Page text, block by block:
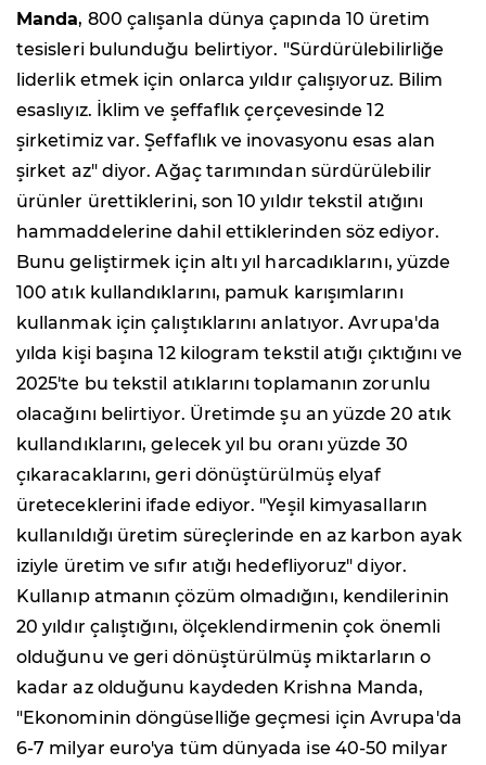
Manda, 800 çalışanla dünya çapında 10 üretim
tesisleri bulunduğu belirtiyor. "Sürdürülebilirliğe
liderlik etmek için onlarca yıldır çalışıyoruz. Bilim
esaslıyız. İklim ve şeffaflık çerçevesinde 12
şirketimiz var. Şeffaflık ve inovasyonu esas alan
şirket az" diyor. Ağaç tarımından sürdürülebilir
ürünler ürettiklerini, son 10 yıldır tekstil atığını
hammaddelerine dahil ettiklerinden söz ediyor.
Bunu geliştirmek için altı yıl harcadıklarını, yüzde
100 atık kullandıklarını, pamuk karışımlarını
kullanmak için çalıştıklarını anlatıyor. Avrupa'da
yılda kişi başına 12 kilogram tekstil atığı çıktığını ve
2025'te bu tekstil atıklarını toplamanın zorunlu
olacağını belirtiyor. Üretimde şu an yüzde 20 atık
kullandıklarını, gelecek yıl bu oranı yüzde 30
çıkaracaklarını, geri dönüştürülmüş elyaf
üreteceklerini ifade ediyor. "Yeşil kimyasalların
kullanıldığı üretim süreçlerinde en az karbon ayak
iziyle üretim ve sıfır atığı hedefliyoruz" diyor.
Kullanıp atmanın çözüm olmadığını, kendilerinin
20 yıldır çalıştığını, ölçeklendirmenin çok önemli
olduğunu ve geri dönüştürülmüş miktarların o
kadar az olduğunu kaydeden Krishna Manda,
"Ekonominin döngüselliğe geçmesi için Avrupa'da
6-7 milyar euro'ya tüm dünyada ise 40-50 milyar